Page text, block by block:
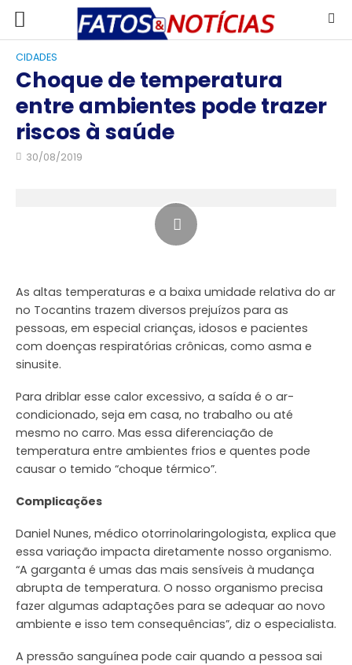
CIDADES
Choque de temperatura
entre ambientes pode trazer
riscos à saúde
30/08/2019
As altas temperaturas e a baixa umidade relativa do ar
no Tocantins trazem diversos prejuízos para as
pessoas, em especial crianças, idosos e pacientes
com doenças respiratórias crônicas, como asma e
sinusite.
Para driblar esse calor excessivo, a saída é o ar-
condicionado, seja em casa, no trabalho ou até
mesmo no carro. Mas essa diferenciação de
temperatura entre ambientes frios e quentes pode
causar o temido “choque térmico”.
Complicações
Daniel Nunes, médico otorrinolaringologista, explica que
essa variação impacta diretamente nosso organismo.
“A garganta é umas das mais sensíveis à mudança
abrupta de temperatura. O nosso organismo precisa
fazer algumas adaptações para se adequar ao novo
ambiente e isso tem consequências”, diz o especialista.
A pressão sanguínea pode cair quando a pessoa sai